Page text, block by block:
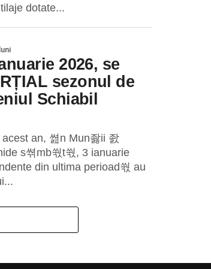
dotate...
2026, se
sezonul de
Schiabil
an, 쎮n Mun좛ii 좘
s쎢mb쒃t쒃, 3 ianuarie
din ultima perioad쒃 au